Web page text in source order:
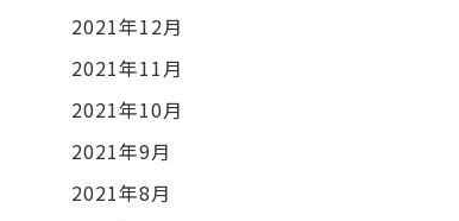
2021年12月
2021年11月
2021年10月
2021年9月
2021年8月